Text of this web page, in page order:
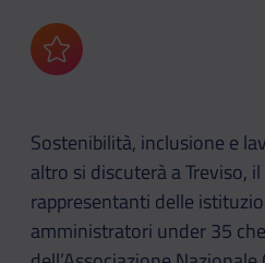
Aggiungi ai preferiti
Sostenibilità, inclusione e
altro si discuterà a Treviso,
rappresentanti delle
amministratori under 35